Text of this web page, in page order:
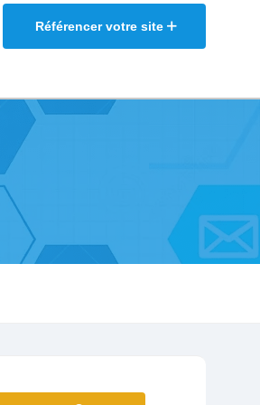
Référencer votre site